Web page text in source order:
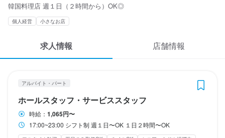
応募履歴
WEB履歴書
掲載をご検討の店舗様へ
韓国料理店 週１日（２時間から）OK◎
個人経営 小さなお店
求人情報 店舗情報
アルバイト・パート
ホールスタッフ・サービススタッフ
時給： 1,065円〜
17:00~23:00 シフト制 週１日〜OK １日２時間〜OK
終電考慮あり ダブルワーク・副業OK フルタイム歓迎
休日・休暇
月8日以上休みあり 平日のみ勤務OK(土日休み)
待遇
ダブルワーク・副業OK フルタイム歓迎 長期勤務歓迎
休日・休暇
月8日以上休みあり 平日のみ勤務OK(土日休み)
待遇